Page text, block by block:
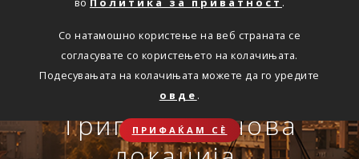
Со натамошно користење на веб страната се
согласувате со користењето на колачињата.
Подесувањата на колачињата можете да го уредите
овде .
ПРИФАЌАМ СЀ
Триглав на нова
Сѐ ќе биде во ред
Совет, информација или инспирација за секоја животна
Онлајн пријава на
осигурен случај преку
OneID
Travel Smart и Travel
Smart Plus
АВТОМОБИЛСКА ОДГОВОРНОСТ
Oнлајн обнова на осигурување.
ЗДРАВСТВЕНО ПАТНИЧКО